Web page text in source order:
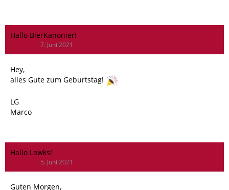
Hallo BierKanonier!
7. Juni 2021
Hey,
alles Gute zum Geburtstag!
LG
Marco
Hallo Lawks!
5. Juni 2021
Guten Morgen,